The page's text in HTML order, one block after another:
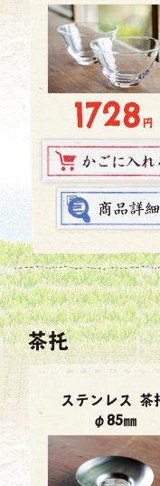
1728円
茶托
ステンレス 茶
φ85㎜